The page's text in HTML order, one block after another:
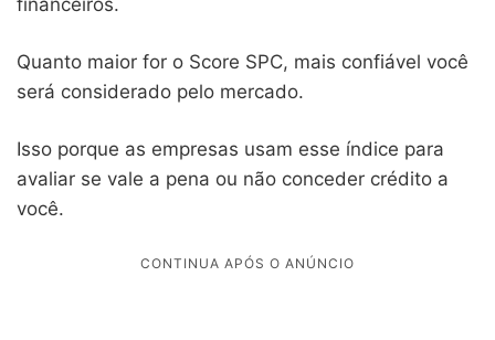
Quanto maior for o Score SPC, mais confiável você
será considerado pelo mercado.
Isso porque as empresas usam esse índice para
avaliar se vale a pena ou não conceder crédito a
você.